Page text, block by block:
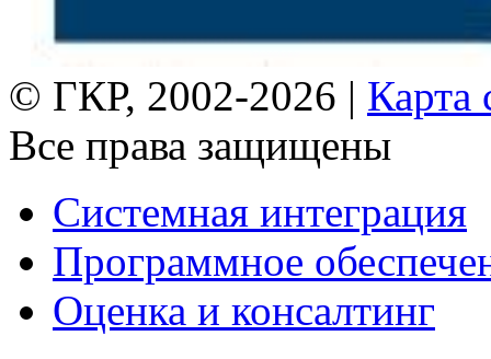
© ГКР, 2002-2026 | Карта
Все права защищены
Системная интеграция
Программное
Оценка и консалтинг